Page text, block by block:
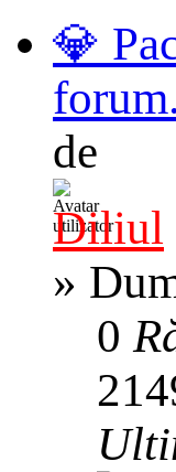
💎
de
Diliul
»
0